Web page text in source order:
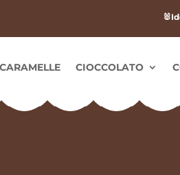
CARAMELLE CIOCCOLATO